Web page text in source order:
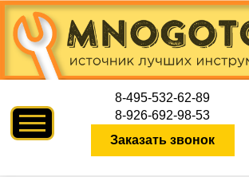
8-495-532-62-89
8-926-692-98-53
Заказать звонок